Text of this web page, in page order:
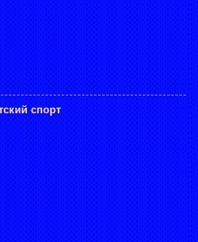
спорт